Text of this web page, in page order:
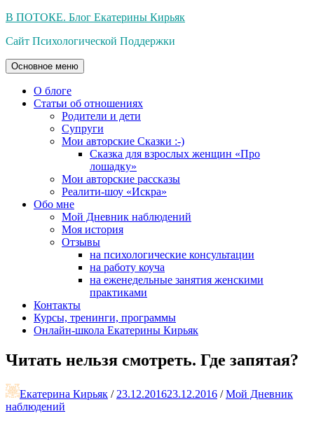
Перейти
содержимому
В ПОТОКЕ. Блог Екатерины Кирьяк
Сайт Психологической Поддержки
Основное меню
О блоге
Статьи об отношениях
Родители и дети
Супруги
Мои авторские Сказки :-)
Сказка для взрослых женщин «Про
лошадку»
Мои авторские рассказы
Реалити-шоу «Искра»
Обо мне
Мой Дневник наблюдений
Моя история
Отзывы
на психологические консультации
на работу коуча
на еженедельные занятия женскими
практиками
Контакты
Курсы, тренинги, программы
Онлайн-школа Екатерины Кирьяк
Читать нельзя смотреть. Где запятая?
Екатерина Кирьяк / 23.12.201623.12.2016 / Мой Дневник
наблюдений